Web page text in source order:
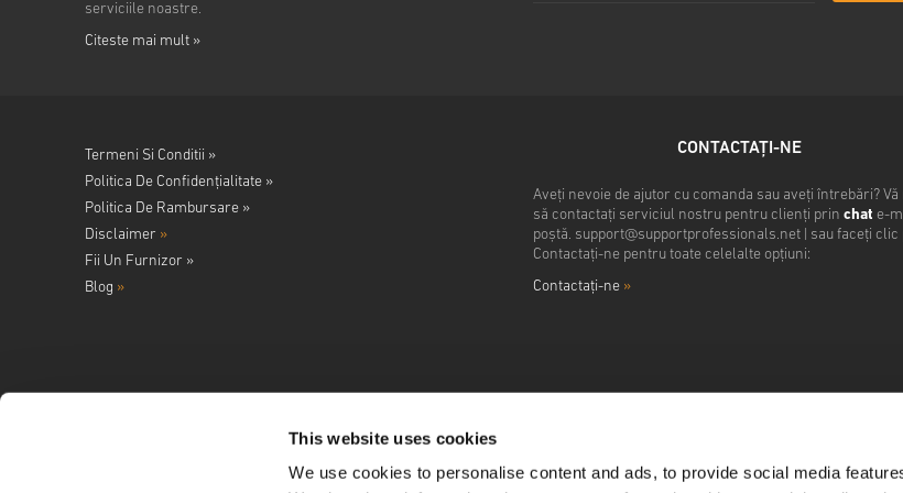
This website uses cookies
We use cookies to personalise content and ads, to provide social media
serviciile noastre.
Citeste mai mult »
Termeni Si Conditii »
Politica De Confidențialitate »
Politica De Rambursare »
Disclaimer »
Fii Un Furnizor »
Blog »
CONTACTAȚI-NE
Aveți nevoie de ajutor cu comanda sau aveți întrebări? Vă
să contactați serviciul nostru pentru clienți prin chat e-
poștă. support@supportprofessionals.net| sau faceți clic
Contactați-ne pentru toate celelalte opțiuni:
Contactaţi-ne »